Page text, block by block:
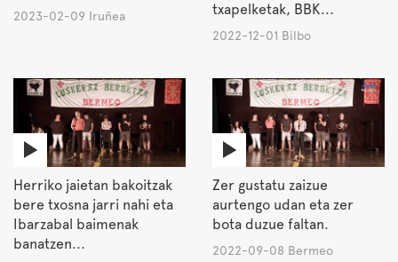
2023-02-09 Iruñea
txapelketak, BBK...
2022-12-01 Bilbo
Herriko jaietan bakoitzak
bere txosna jarri nahi eta
Ibarzabal baimenak
banatzen...
Zer gustatu zaizue
aurtengo udan eta zer
bota duzue faltan.
2022-09-08 Bermeo